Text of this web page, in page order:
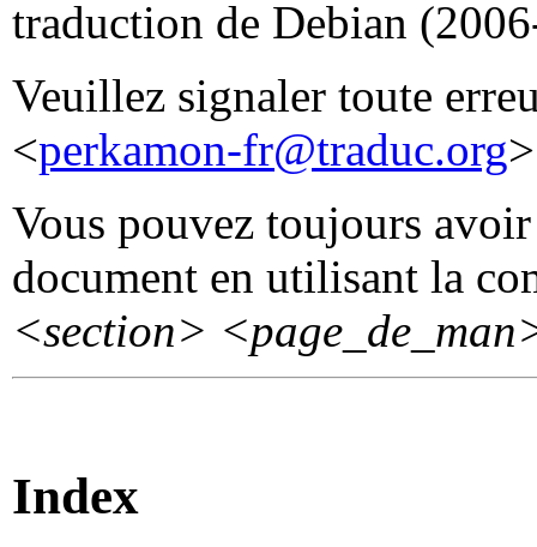
traduction de Debian
Veuillez signaler toute
<perkamon-fr@traduc.org
Vous pouvez toujours
document en utilisant la
<section>
Index